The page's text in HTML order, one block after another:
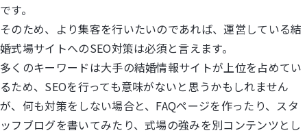
です。
そのため、より集客を行いたいのであれば、運営している結
婚式場サイトへのSEO対策は必須と言えます。
多くのキーワードは大手の結婚情報サイトが上位を占めてい
るため、SEOを行っても意味がないと思うかもしれません
が、何も対策をしない場合と、FAQページを作ったり、スタ
ッフブログを書いてみたり、式場の強みを別コンテンツとし